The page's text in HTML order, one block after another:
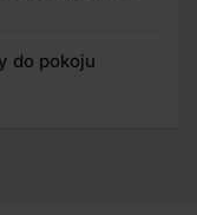
do pokoju